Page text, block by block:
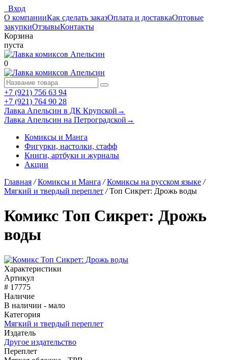
Вход
О компанииКак сделать заказОплата и доставкаОптовые
закупкиОтзывыКонтакты
Корзина
пуста
0
+7 (921) 756 63 94
+7 (921) 764 90 28
Лавка Апельсин в ДК Крупской →
Лавка Апельсин на Петроградской →
Комиксы и Манга
Фигурки, настолки, стафф
Книги, артбуки и журналы
Акции
Главная / Комиксы и Манга / Комиксы на русском языке /
Мягкий и твердый переплет / Топ Сикрет: Дрожь воды
Комикс Топ Сикрет: Дрожь
воды
Характеристики
Артикул
# 17775
Наличие
В наличии - мало
Категория
Мягкий и твердый переплет
Издатель
Другое издательство
Переплет